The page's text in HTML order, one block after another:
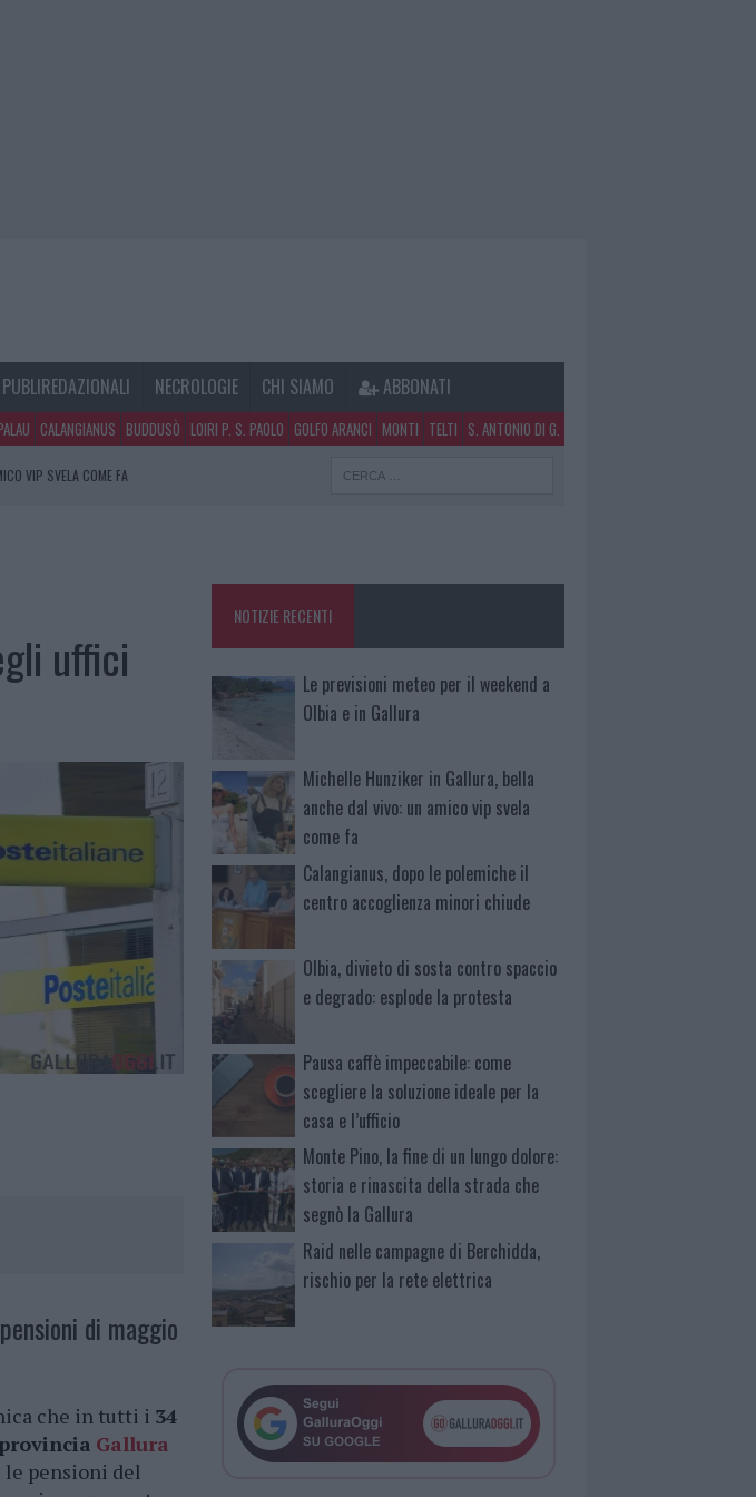
PUBLIREDAZIONALI NECROLOGIE CHI SIAMO ABBONATI
CALANGIANUS BUDDUSÒ LOIRI P. S. PAOLO GOLFO ARANCI MONTI TELTI S. ANTONIO DI G.
VIP SVELA COME FA
uffici
di maggio
che in tutti i 34
Gallura
le pensioni del
NOTIZIE RECENTI
Le previsioni meteo per il weekend a
Olbia e in Gallura
Michelle Hunziker in Gallura, bella
anche dal vivo: un amico vip svela
come fa
Calangianus, dopo le polemiche il
centro accoglienza minori chiude
Olbia, divieto di sosta contro spaccio
e degrado: esplode la protesta
Pausa caffè impeccabile: come
scegliere la soluzione ideale per la
casa e l’ufficio
Monte Pino, la fine di un lungo dolore:
storia e rinascita della strada che
segnò la Gallura
Raid nelle campagne di Berchidda,
rischio per la rete elettrica